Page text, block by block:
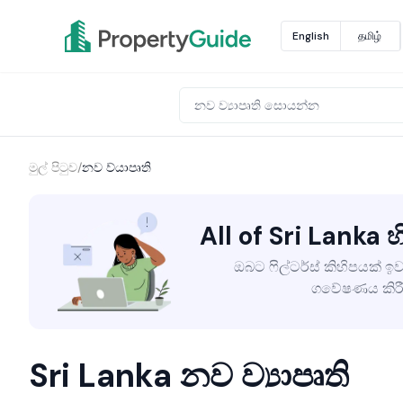
English தமிழ்
මුල් පිටුව/නව ව්යාපෘති
All of Sri Lanka
ඔබට ෆිල්ටර්ස් කිහිපයක්
ගවේෂණය
Sri Lanka නව ව්‍යාපෘති